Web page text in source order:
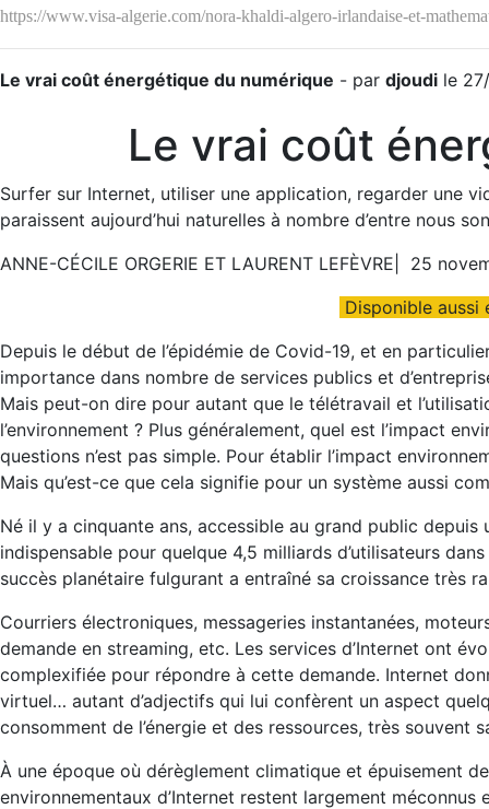
https://www.visa-algerie.com/nora-khaldi-algero-irlandaise-et-
Le vrai coût énergétique du numérique - par djoudi le
Le vrai coût
Surfer sur Internet, utiliser une application, regarder une
paraissent aujourd’hui naturelles à nombre d’entre nous
ANNE-CÉCILE ORGERIE ET LAURENT LEFÈVRE| 25
Disponible aussi
Depuis le début de l’épidémie de Covid-19, et en
importance dans nombre de services publics et
Mais peut-on dire pour autant que le télétravail et
l’environnement ? Plus généralement, quel est l’impact
questions n’est pas simple. Pour établir l’impact
Mais qu’est-ce que cela signifie pour un système aussi
Né il y a cinquante ans, accessible au grand public
indispensable pour quelque 4,5 milliards d’utilisateurs
succès planétaire fulgurant a entraîné sa croissance très
Courriers électroniques, messageries instantanées,
demande en streaming, etc. Les services d’Internet ont
complexifiée pour répondre à cette demande. Internet
virtuel… autant d’adjectifs qui lui confèrent un aspect
consomment de l’énergie et des ressources, très souvent
À une époque où dérèglement climatique et épuisement
environnementaux d’Internet restent largement